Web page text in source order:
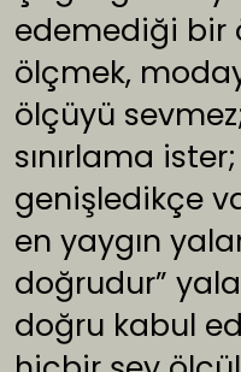
edemediği bir
ölçmek,
ölçüyü
sınırlama
genişledikçe
en yaygın
doğrudur”
doğru kabul